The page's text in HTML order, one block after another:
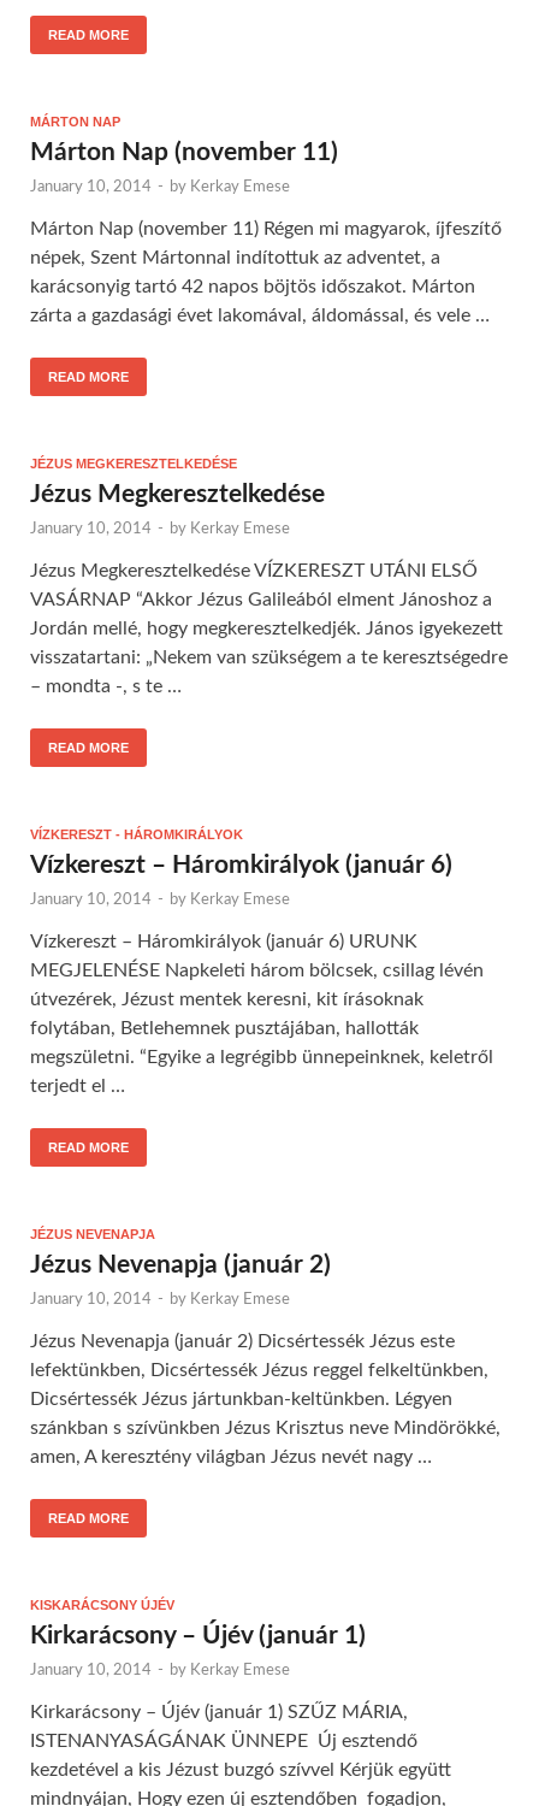
READ MORE
MÁRTON NAP
Márton Nap (november 11)
January 10, 2014 - by Kerkay Emese
Márton Nap (november 11) Régen mi magyarok, íjfeszítő
népek, Szent Mártonnal indítottuk az adventet, a
karácsonyig tartó 42 napos böjtös időszakot. Márton
zárta a gazdasági évet lakomával, áldomással, és vele …
READ MORE
JÉZUS MEGKERESZTELKEDÉSE
Jézus Megkeresztelkedése
January 10, 2014 - by Kerkay Emese
Jézus Megkeresztelkedése VÍZKERESZT UTÁNI ELSŐ
VASÁRNAP “Akkor Jézus Galileából elment Jánoshoz a
Jordán mellé, hogy megkeresztelkedjék. János igyekezett
visszatartani: „Nekem van szükségem a te keresztségedre
– mondta -, s te …
READ MORE
VÍZKERESZT - HÁROMKIRÁLYOK
Vízkereszt – Háromkirályok (január 6)
January 10, 2014 - by Kerkay Emese
Vízkereszt – Háromkirályok (január 6) URUNK
MEGJELENÉSE Napkeleti három bölcsek, csillag lévén
útvezérek, Jézust mentek keresni, kit írásoknak
folytában, Betlehemnek pusztájában, hallották
megszületni. “Egyike a legrégibb ünnepeinknek, keletről
terjedt el …
READ MORE
JÉZUS NEVENAPJA
Jézus Nevenapja (január 2)
January 10, 2014 - by Kerkay Emese
Jézus Nevenapja (január 2) Dicsértessék Jézus este
lefektünkben, Dicsértessék Jézus reggel felkeltünkben,
Dicsértessék Jézus jártunkban-keltünkben. Légyen
szánkban s szívünkben Jézus Krisztus neve Mindörökké,
amen, A keresztény világban Jézus nevét nagy …
READ MORE
KISKARÁCSONY ÚJÉV
Kirkarácsony – Újév (január 1)
January 10, 2014 - by Kerkay Emese
Kirkarácsony – Újév (január 1) SZŰZ MÁRIA,
ISTENANYASÁGÁNAK ÜNNEPE Új esztendő
kezdetével a kis Jézust buzgó szívvel Kérjük együtt
mindnyájan, Hogy ezen új esztendőben fogadjon,